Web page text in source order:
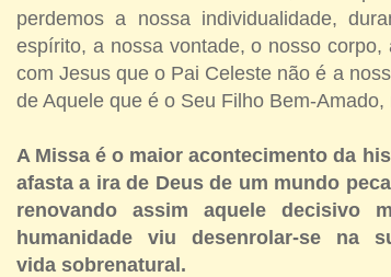
perdemos a nossa individualidade,
espírito, a nossa vontade, o nosso
com Jesus que o Pai Celeste não é a
de Aquele que é o Seu Filho Bem-
A Missa é o maior acontecimento da
afasta a ira de Deus de um mundo
renovando assim aquele decisivo
humanidade viu desenrolar-se na
vida sobrenatural.